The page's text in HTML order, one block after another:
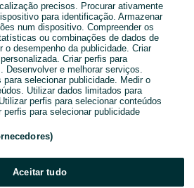
Lamego (Almacave E Sé)
29 de julho de 2026
1 2 3
precisos. Procurar ativamente
para identificação. Armazenar
num dispositivo. Compreender os
ou combinações de dados de
o desempenho da publicidade. Criar
Criar perfis para
Desenvolver e melhorar serviços.
selecionar publicidade. Medir o
Utilizar dados limitados para
perfis para selecionar conteúdos
para selecionar publicidade
Aceitar tudo